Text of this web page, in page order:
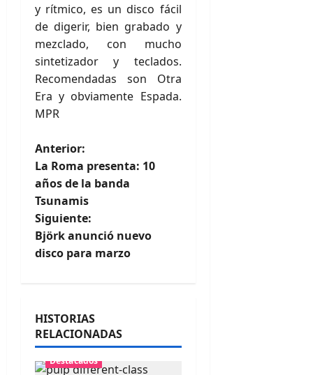
y rítmico, es un disco fácil
de digerir, bien grabado y
mezclado, con mucho
sintetizador y teclados.
Recomendadas son Otra
Era y obviamente Espada.
MPR
N
a
v
e
c
i
Anterior:
La Roma presenta: 10
años de la banda
Tsunamis
Siguiente:
Björk anunció nuevo
disco para marzo
HISTORIAS
RELACIONADAS
Destacados